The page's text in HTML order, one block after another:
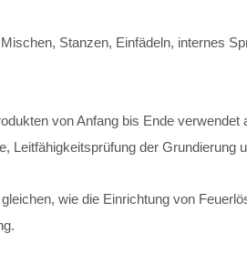
Stanzen, Einfädeln, internes
von Anfang bis Ende
Leitfähigkeitsprüfung der Grundierung
wie die Einrichtung von